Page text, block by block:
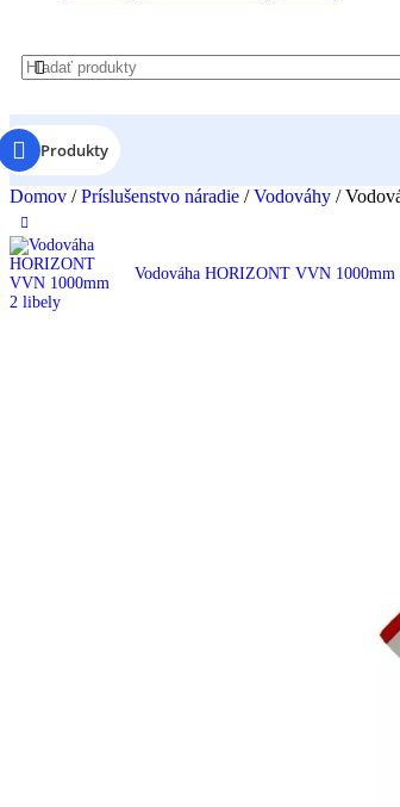
Produkty
Domov / Príslušenstvo náradie / Vodováhy /
Vodováha HORIZONT VVN